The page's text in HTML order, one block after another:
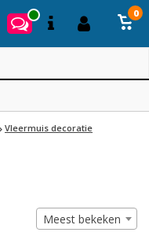
0
Vleermuis decoratie
Meest bekeken